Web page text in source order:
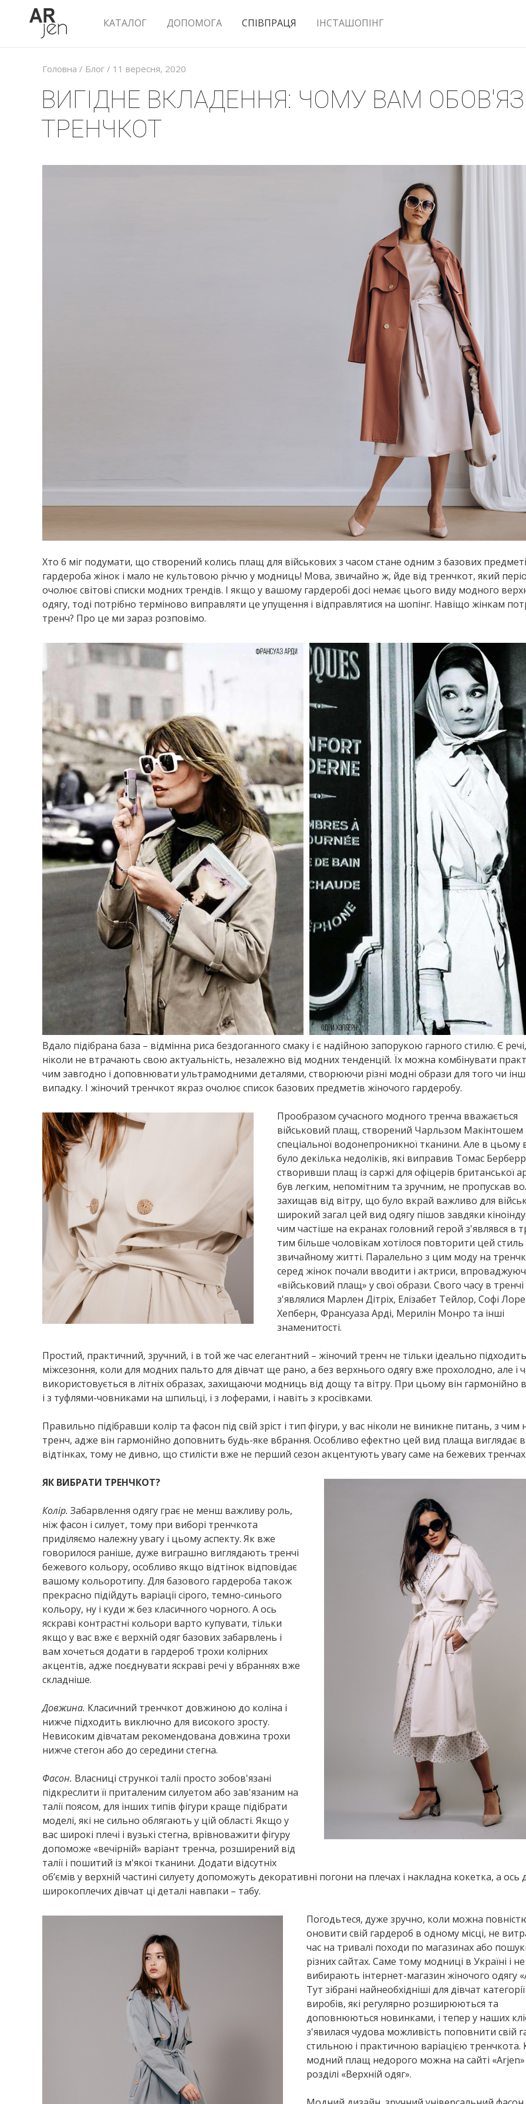
КАТАЛОГ ДОПОМОГА СПІВПРАЦЯ ІНСТАШОПІНГ
Головна / Блог / 11 вересня, 2020
ВИГІДНЕ ВКЛАДЕННЯ: ЧОМУ ВАМ
ТРЕНЧКОТ
Хто б міг подумати, що створений колись плащ для військових з часом стане одним з базових
гардероба жінок і мало не культовою річчю у модниць! Мова, звичайно ж, йде від тренчкот, який
очолює світові списки модних трендів. І якщо у вашому гардеробі досі немає цього виду модного
одягу, тоді потрібно терміново виправляти це упущення і відправлятися на шопінг. Навіщо жінкам
тренч? Про це ми зараз розповімо.
Вдало підібрана база – відмінна риса бездоганного смаку і є надійною запорукою гарного стилю. Є речі,
ніколи не втрачають свою актуальність, незалежно від модних тенденцій. Їх можна комбінувати
чим завгодно і доповнювати ультрамодними деталями, створюючи різні модні образи для того чи
випадку. І жіночий тренчкот якраз очолює список базових предметів жіночого гардеробу.
Прообразом сучасного модного тренча вважається
військовий плащ, створений Чарльзом Макінтошем
спеціальної водонепроникної тканини. Але в цьому
було декілька недоліків, які виправив Томас
створивши плащ із саржі для офіцерів британської
був легким, непомітним та зручним, не пропускав
захищав від вітру, що було вкрай важливо для
широкий загал цей вид одягу пішов завдяки
чим частіше на екранах головний герой з'являвся в
тим більше чоловікам хотілося повторити цей стиль
звичайному житті. Паралельно з цим моду на
серед жінок почали вводити і актриси,
«військовий плащ» у свої образи. Свого часу в тренчі
з'являлися Марлен Дітріх, Елізабет Тейлор, Софі
Хепберн, Франсуаза Арді, Мерилін Монро та інші
знаменитості.
Простий, практичний, зручний, і в той же час елегантний – жіночий тренч не тільки ідеально
міжсезоння, коли для модних пальто для дівчат ще рано, а без верхнього одягу вже прохолодно, але і
використовується в літніх образах, захищаючи модниць від дощу та вітру. При цьому він гармонійно
і з туфлями-човниками на шпильці, і з лоферами, і навіть з кросівками.
Правильно підібравши колір та фасон під свій зріст і тип фігури, у вас ніколи не виникне питань, з чим
тренч, адже він гармонійно доповнить будь-яке вбрання. Особливо ефектно цей вид плаща виглядає в
відтінках, тому не дивно, що стилісти вже не перший сезон акцентують увагу саме на бежевих
ЯК ВИБРАТИ ТРЕНЧКОТ?
Колір. Забарвлення одягу грає не менш важливу роль,
ніж фасон і силует, тому при виборі тренчкота
приділяємо належну увагу і цьому аспекту. Як вже
говорилося раніше, дуже виграшно виглядають тренчі
бежевого кольору, особливо якщо відтінок відповідає
вашому кольоротипу. Для базового гардероба також
прекрасно підійдуть варіації сірого, темно-синього
кольору, ну і куди ж без класичного чорного. А ось
яскраві контрастні кольори варто купувати, тільки
якщо у вас вже є верхній одяг базових забарвлень і
вам хочеться додати в гардероб трохи колірних
акцентів, адже поєднувати яскраві речі у вбраннях вже
складніше.
Довжина. Класичний тренчкот довжиною до коліна і
нижче підходить виключно для високого зросту.
Невисоким дівчатам рекомендована довжина трохи
нижче стегон або до середини стегна.
Фасон. Власниці стрункої талії просто зобов'язані
підкреслити її приталеним силуетом або зав'язаним на
талії поясом, для інших типів фігури краще підібрати
моделі, які не сильно облягають у цій області. Якщо у
вас широкі плечі і вузькі стегна, врівноважити фігуру
допоможе «вечірній» варіант тренча, розширений від
талії і пошитий із м'якої тканини. Додати відсутніх
об’ємів у верхній частині силуету допоможуть декоративні погони на плечах і накладна кокетка, а ось
широкоплечих дівчат ці деталі навпаки – табу.
Погодьтеся, дуже зручно, коли можна
оновити свій гардероб в одному місці, не
час на тривалі походи по магазинах або
різних сайтах. Саме тому модниці в Україні і
вибирають інтернет-магазин жіночого одягу
Тут зібрані найнеобхідніші для дівчат категорії
виробів, які регулярно розширюються та
доповнюються новинками, і тепер у наших
з'явилася чудова можливість поповнити свій
стильною і практичною варіацією тренчкота.
модний плащ недорого можна на сайті
розділі «Верхній одяг».